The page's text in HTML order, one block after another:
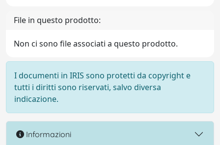
File in questo prodotto:
Non ci sono file associati a questo prodotto.
I documenti in IRIS sono protetti da copyright e
tutti i diritti sono riservati, salvo diversa
indicazione.
Informazioni